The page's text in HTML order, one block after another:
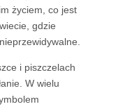
życiem, co jest
gdzie
i piszczelach
W wielu